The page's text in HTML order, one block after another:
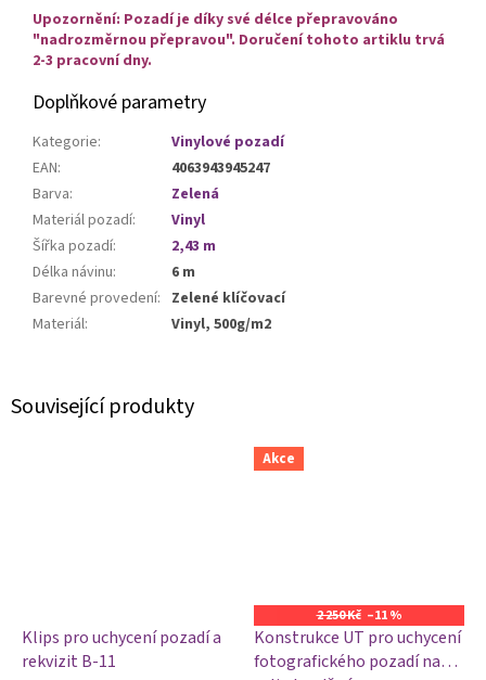
Související produkty
Klips pro uchycení pozadí a
rekvizit B-11
Akce
2 250 Kč –11 %
Konstrukce UT pro uchycení
fotografického pozadí na
Upozornění: Pozadí je díky své délce přepravováno
"nadrozměrnou přepravou". Doručení tohoto artiklu trvá
2-3 pracovní dny.
Doplňkové parametry
Kategorie:
Vinylové pozadí
EAN:
4063943945247
Barva:
Zelená
Materiál pozadí:
Vinyl
Šířka pozadí:
2,43 m
Délka návinu:
6 m
Barevné provedení: Zelené klíčovací
Materiál: Vinyl, 500g/m2